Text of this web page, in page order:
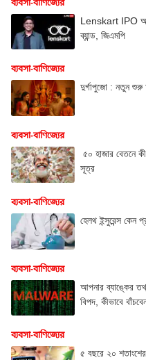
ব্যবসা-বাণিজ্যের
Lenskart IPO
ব্যান্ড, জিএমপি
ব্যবসা-বাণিজ্যের
দুর্গাপুজো : নতুন শুরু
ব্যবসা-বাণিজ্যের
৫০ হাজার বেতনে
সূত্র
ব্যবসা-বাণিজ্যের
হেলথ ইন্সুরেন্স কেন
ব্যবসা-বাণিজ্যের
আপনার ব্যাঙ্কের
বিপদ, কীভাবে
ব্যবসা-বাণিজ্যের
৫ বছরে ২০ শতাংশের